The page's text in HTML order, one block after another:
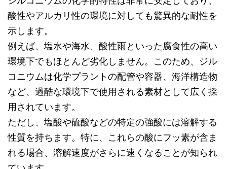
酸性やアルカリ性の環境に対しても驚異的な耐性を
示します。
例えば、塩水や海水、酸性雨といった腐食性の高い
環境下でもほとんど劣化しません。このため、ジル
コニウムは化学プラントの配管や容器、海洋構造物
など、過酷な環境下で使用される素材として広く採
用されています。
ただし、塩酸や硫酸などの特定の強酸には溶解する
性質を持ちます。特に、これらの酸にフッ素が含ま
れる場合、溶解速度がさらに速くなることが知られ